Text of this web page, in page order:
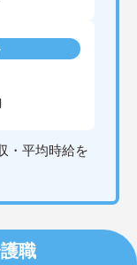
・平均時給を
職